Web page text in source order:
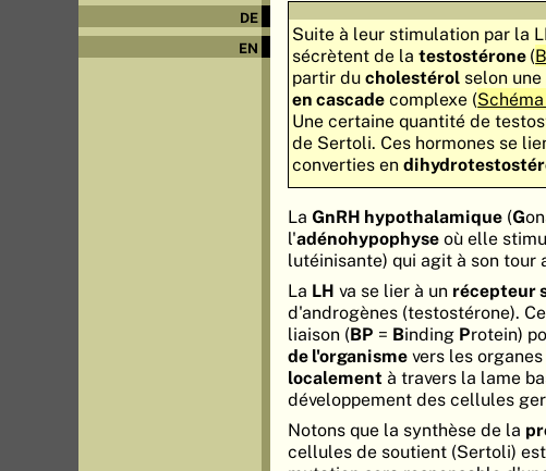
DE
EN
Suite à leur stimulation par la
sécrètent de latestostérone (
partir ducholestérol selon
en cascade complexe (
Une certaine quantité de
de Sertoli. Ces hormones se
converties en
La GnRH hypothalamique (G
l'adénohypophyse où elle
lutéinisante) qui agit à son tour
La LH va se lier à un récepteur
d'androgènes (testostérone).
liaison (BP = Binding Protein)
de l'organisme vers les
localement à travers la lame
développement des cellules
Notons que la synthèse de la
cellules de soutient (Sertoli)